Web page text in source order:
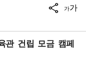
가가
관 건립 모금 캠페